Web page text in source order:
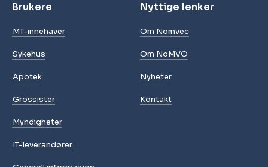
Brukere
MT-innehaver
Sykehus
Apotek
Grossister
Myndigheter
IT-leverandører
Nyttige lenker
Om Nomvec
Om NoMVO
Nyheter
Kontakt